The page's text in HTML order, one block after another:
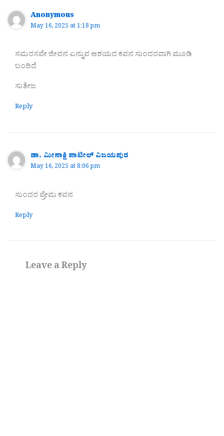
Anonymous
May 16, 2025 at 1:18 pm
ಸಮರಸವೇ ಜೀವನ ಎನ್ನುವ ಆಶಯದ ಕವನ ಸುಂದರವಾಗಿ ಮೂಡಿ
ಬಂದಿದೆ
ಸುತೇಜ
Reply
ಡಾ. ಮೀನಾಕ್ಷಿ ಪಾಟೀಲ್ ವಿಜಯಪುರ
May 16, 2025 at 8:06 pm
ಸುಂದರ ಪ್ರೇಮ ಕವನ
Reply
Leave a Reply